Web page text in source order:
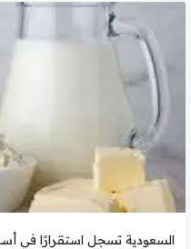
السعودية تسجل استقرارًا في أسعار